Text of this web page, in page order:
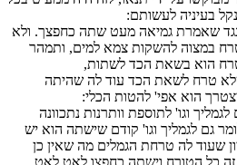
בעיניה לעשותם:
שאמרת גמיאה מעט שתה כחפצך. ולא
במצוה להשקות צמא למים, ותמהר
הוא בשאת הכד לשתות,
טרח לשאת הכד עוד לה שהיתה
הוא אפי' להטות הכלי:
וגו' לתוספת וותרנות נתכוונה
גם לגמליך וגו' קודם שישתה הוא יש
שעוד לה טרחת הגמלים מה שאין כן
זה כל הטורח וישתה כחפצו לאט לאט